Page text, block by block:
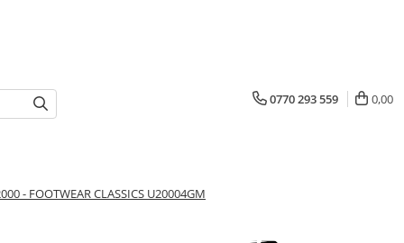
0770 293 559 0,00
- FOOTWEAR CLASSICS U20004GM